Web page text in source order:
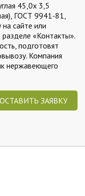
45,0х 3,5
ГОСТ 9941-81,
сайте или
«Контакты».
подготовят
Компания
нержавеющего
ОСТАВИТЬ ЗАЯВКУ